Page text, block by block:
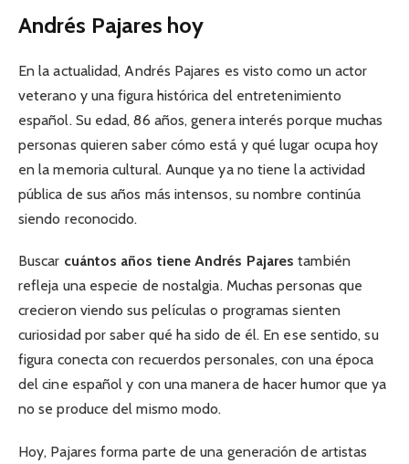
Andrés Pajares hoy
En la actualidad, Andrés Pajares es visto como un actor
veterano y una figura histórica del entretenimiento
español. Su edad, 86 años, genera interés porque muchas
personas quieren saber cómo está y qué lugar ocupa hoy
en la memoria cultural. Aunque ya no tiene la actividad
pública de sus años más intensos, su nombre continúa
siendo reconocido.
Buscar cuántos años tiene Andrés Pajares también
refleja una especie de nostalgia. Muchas personas que
crecieron viendo sus películas o programas sienten
curiosidad por saber qué ha sido de él. En ese sentido, su
figura conecta con recuerdos personales, con una época
del cine español y con una manera de hacer humor que ya
no se produce del mismo modo.
Hoy, Pajares forma parte de una generación de artistas